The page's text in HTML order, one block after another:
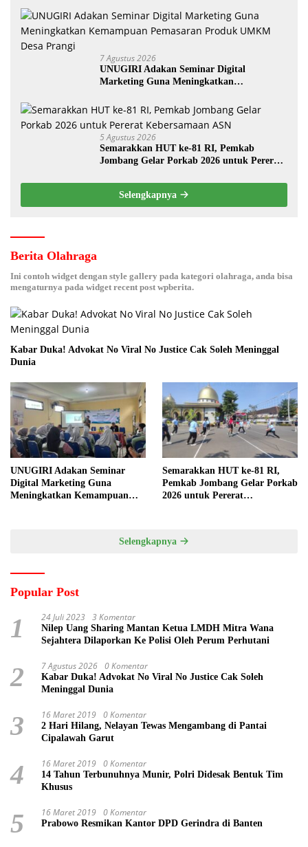
7 Agustus 2026
UNUGIRI Adakan Seminar Digital
Marketing Guna Meningkatkan
Desa Prangi
5 Agustus 2026
Semarakkan HUT ke-81 RI, Pemkab
Jombang Gelar Porkab 2026 untuk Pererat
Selengkapnya
Berita Olahraga
Ini contoh widget dengan style gallery pada kategori olahraga, anda bisa
mengaturnya pada widget recent post wpberita.
Kabar Duka! Advokat No Viral No Justice Cak Soleh Meninggal
Dunia
UNUGIRI Adakan Seminar
Digital Marketing Guna
Meningkatkan Kemampuan
Semarakkan HUT ke-81 RI,
Pemkab Jombang Gelar Porkab
2026 untuk Pererat
Selengkapnya
Popular Post
1 24 Juli 2023 3 Komentar
Nilep Uang Sharing Mantan Ketua LMDH Mitra Wana
Sejahtera Dilaporkan Ke Polisi Oleh Perum Perhutani
2 7 Agustus 2026 0 Komentar
Kabar Duka! Advokat No Viral No Justice Cak Soleh
Meninggal Dunia
3 16 Maret 2019 0 Komentar
2 Hari Hilang, Nelayan Tewas Mengambang di Pantai
Cipalawah Garut
4 16 Maret 2019 0 Komentar
14 Tahun Terbunuhnya Munir, Polri Didesak Bentuk Tim
Khusus
5 16 Maret 2019 0 Komentar
Prabowo Resmikan Kantor DPD Gerindra di Banten